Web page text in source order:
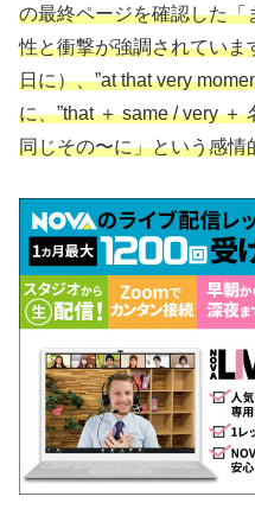
の最終ページを確認した
性と衝撃が強調されていま
日に）、”at that very
に、”that ＋ same / very ＋
同じその〜に」という感